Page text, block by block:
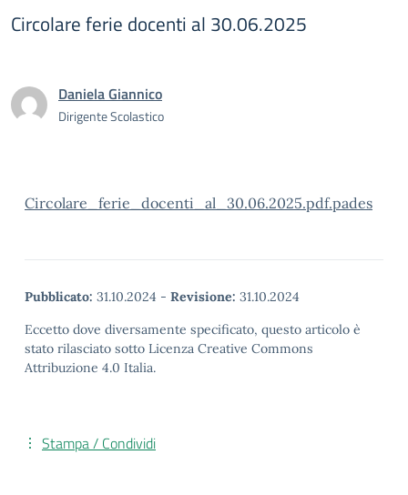
Circolare ferie docenti al 30.06.2025
Daniela Giannico
Dirigente Scolastico
Circolare_ferie_docenti_al_30.06.2025.pdf.pades
Pubblicato: 31.10.2024 - Revisione: 31.10.2024
Eccetto dove diversamente specificato, questo articolo è
stato rilasciato sotto Licenza Creative Commons
Attribuzione 4.0 Italia.
Stampa / Condividi